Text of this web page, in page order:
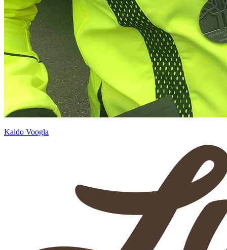
Kaido Voogla